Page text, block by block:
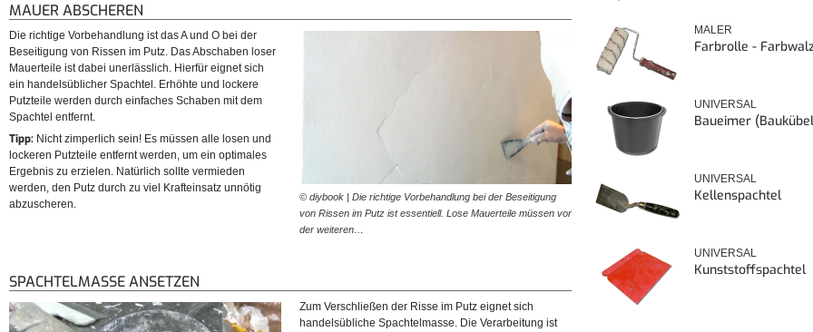
MAUER ABSCHEREN
© diybook | Die richtige Vorbehandlung bei der Beseitigung
von Rissen im Putz ist essentiell. Lose Mauerteile müssen vor
der weiteren…
Die richtige Vorbehandlung ist das A und O bei der
Beseitigung von Rissen im Putz. Das Abschaben loser
Mauerteile ist dabei unerlässlich. Hierfür eignet sich
ein handelsüblicher Spachtel. Erhöhte und lockere
Putzteile werden durch einfaches Schaben mit dem
Spachtel entfernt.
Tipp: Nicht zimperlich sein! Es müssen alle losen und
lockeren Putzteile entfernt werden, um ein optimales
Ergebnis zu erzielen. Natürlich sollte vermieden
werden, den Putz durch zu viel Krafteinsatz unnötig
abzuscheren.
SPACHTELMASSE ANSETZEN
Zum Verschließen der Risse im Putz eignet sich
handelsübliche Spachtelmasse. Die Verarbeitung ist
MALER
Farbrolle -
UNIVERSAL
Baueimer
UNIVERSAL
Kellenspachtel
UNIVERSAL
Kunststoffspachtel